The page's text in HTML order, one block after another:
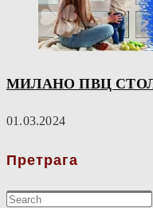
МИЛАНО ПВЦ
01.03.2024
Претрага